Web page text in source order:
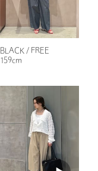
返品等について
洗濯表示について
BLACK / FREE
159cm